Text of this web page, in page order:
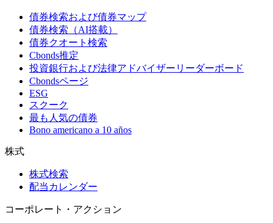
債券検索および債券マップ
債券検索（AI搭載）
債券クオート検索
Cbonds推定
投資銀行および法律アドバイザーリーダーボード
Cbondsページ
ESG
スクーク
最も人気の債券
Bono americano a 10 años
株式
株式検索
配当カレンダー
コーポレート・アクション